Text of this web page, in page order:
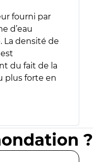
fourni par
d’eau
La densité de
du fait de la
plus forte en
?